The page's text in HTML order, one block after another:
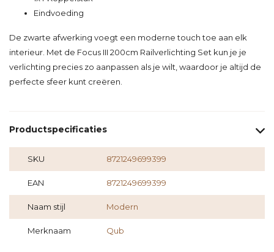
Eindvoeding
De zwarte afwerking voegt een moderne touch toe aan elk
interieur. Met de Focus III 200cm Railverlichting Set kun je je
verlichting precies zo aanpassen als je wilt, waardoor je altijd de
perfecte sfeer kunt creëren.
Productspecificaties
SKU 8721249699399
EAN 8721249699399
Naam stijl Modern
Merknaam Qub